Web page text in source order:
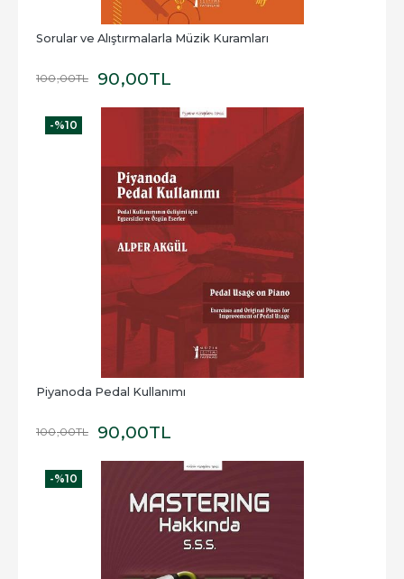
Sorular ve Alıştırmalarla Müzik Kuramları
100,00TL 90,00TL
-%10
Piyanoda Pedal Kullanımı
100,00TL 90,00TL
-%10